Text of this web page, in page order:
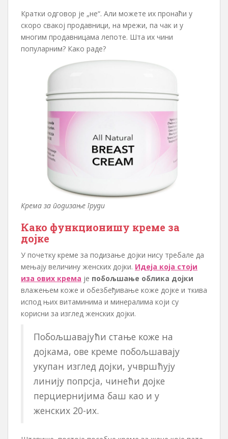
Кратки одговор је „не“. Али можете их пронаћи у
скоро свакој продавници, на мрежи, па чак и у
многим продавницама лепоте. Шта их чини
популарним? Како раде?
Крема за подизање груди
Како функционишу креме за
дојке
У почетку креме за подизање дојки нису требале да
мењају величину женских дојки. Идеја која стоји
иза ових крема је побољшање облика дојки
влажењем коже и обезбеђивање коже дојке и ткива
испод њих витаминима и минералима који су
корисни за изглед женских дојки.
Побољшавајући стање коже на
дојкама, ове креме побољшавају
укупан изглед дојки, учвршћују
линију попрсја, чинећи дојке
перциернијима баш као и у
женских 20-их.